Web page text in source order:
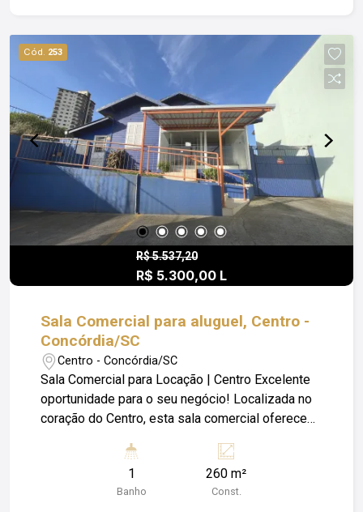
busca visibilidade, praticidade e um espaço
funcional para o seu negócio. Obs: Além do valor
de aluguel o locatário fica responsável pelo
pagamento de Condomínio; Luz; IPTU e Seguro
Incêndio.
Cód. 253
R$ 5.537,20
R$ 5.300,00 L
Sala Comercial para aluguel, Centro -
Concórdia/SC
Centro - Concórdia/SC
Sala Comercial para Locação | Centro Excelente
oportunidade para o seu negócio! Localizada no
coração do Centro, esta sala comercial oferece
clientes e colaboradores, e infraestrutura ideal
para empresas que buscam profissionalismo e
1
Banho
260 m²
Const.